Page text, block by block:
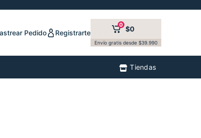
Pedido Registrarte
0 $0
Envío gratis desde $39.990
Tiendas